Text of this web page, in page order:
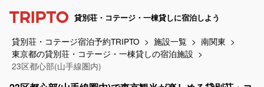
貸別荘・コテージ・一棟貸しに宿泊しよう
貸別荘・コテージ宿泊予約TRIPTO 施設一覧
南関東
東京都の貸別荘・コテージ・一棟貸しの宿泊施設
23区都心部(山手線圏内)